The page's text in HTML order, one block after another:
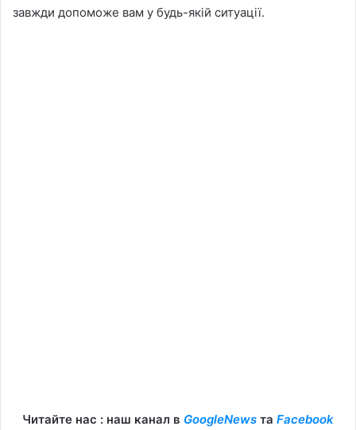
завжди допоможе вам у будь-якій ситуації.
Читайте нас : наш канал в GoogleNews та Facebook